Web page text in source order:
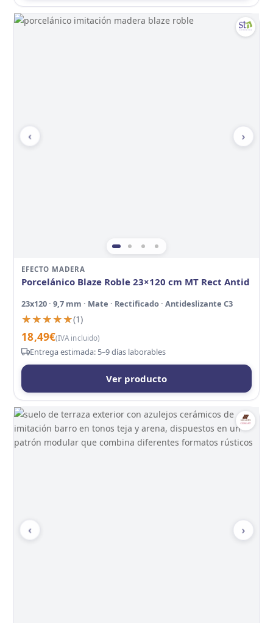
‹ ›
EFECTO MADERA
Porcelánico Blaze Roble 23×120 cm MT Rect Antid
23x120 · 9,7 mm · Mate · Rectificado · Antideslizante C3
★★★★★
★★★★★(1)
18,49€(IVA incluido)
Entrega estimada: 5–9 días laborables
Ver producto
‹ ›